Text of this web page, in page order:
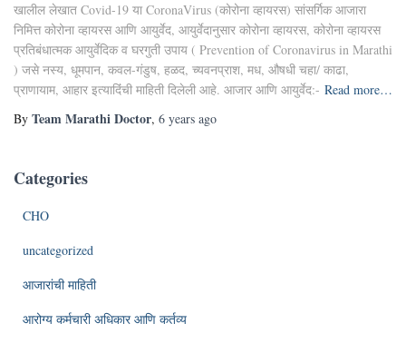
खालील लेखात Covid-19 या CoronaVirus (कोरोना व्हायरस) सांसर्गिक आजारा
निमित्त कोरोना व्हायरस आणि आयुर्वेद, आयुर्वेदानुसार कोरोना व्हायरस, कोरोना व्हायरस
प्रतिबंधात्मक आयुर्वेदिक व घरगुती उपाय ( Prevention of Coronavirus in Marathi
) जसे नस्य, धूमपान, कवल-गंडुष, हळद, च्यवनप्राश, मध, औषधी चहा/ काढा,
प्राणायाम, आहार इत्यादिंंची माहिती दिलेली आहे. आजार आणि आयुर्वेद:- Read more…
By Team Marathi Doctor, 6 years ago
Categories
CHO
uncategorized
आजारांची माहिती
आरोग्य कर्मचारी अधिकार आणि कर्तव्य